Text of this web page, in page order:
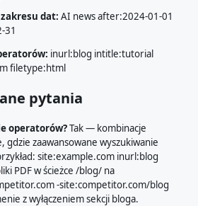
dat: AI news after:2024-01-01
31
inurl:blog intitle:tutorial
filetype:html
pytania
operatorów?Tak — kombinacje
zaawansowane wyszukiwanie
site:example.com inurl:blog
PDF w ścieżce /blog/ na
-site:competitor.com/blog
z wyłączeniem sekcji bloga.